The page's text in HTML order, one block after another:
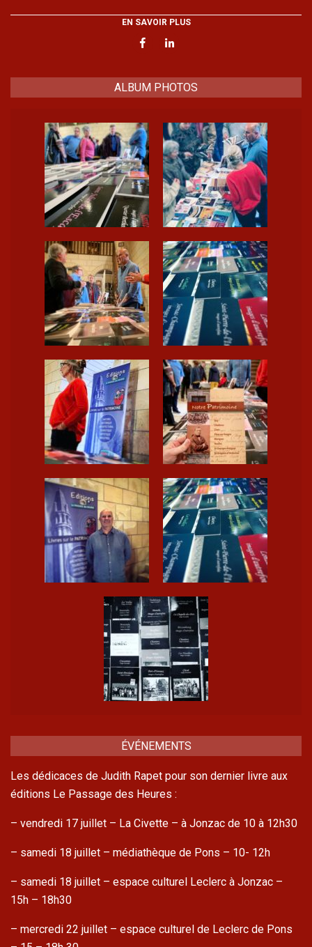
EN SAVOIR PLUS
ALBUM PHOTOS
ÉVÉNEMENTS
Les dédicaces de Judith Rapet pour son dernier livre aux
éditions Le Passage des Heures :
– vendredi 17 juillet – La Civette – à Jonzac de 10 à 12h30
– samedi 18 juillet – médiathèque de Pons – 10- 12h
– samedi 18 juillet – espace culturel Leclerc à Jonzac –
15h – 18h30
– mercredi 22 juillet – espace culturel de Leclerc de Pons